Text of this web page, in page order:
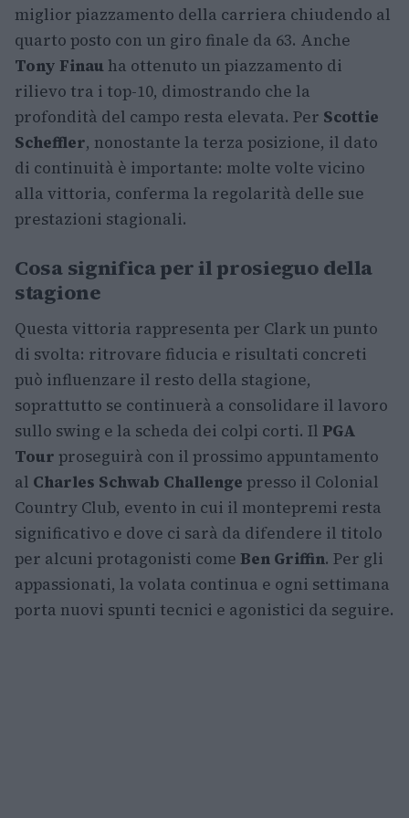
miglior piazzamento della carriera chiudendo al
quarto posto con un giro finale da 63. Anche
Tony Finau ha ottenuto un piazzamento di
rilievo tra i top-10, dimostrando che la
profondità del campo resta elevata. Per Scottie
Scheffler, nonostante la terza posizione, il dato
di continuità è importante: molte volte vicino
alla vittoria, conferma la regolarità delle sue
prestazioni stagionali.
Cosa significa per il prosieguo della
stagione
Questa vittoria rappresenta per Clark un punto
di svolta: ritrovare fiducia e risultati concreti
può influenzare il resto della stagione,
soprattutto se continuerà a consolidare il lavoro
sullo swing e la scheda dei colpi corti. Il PGA
Tour proseguirà con il prossimo appuntamento
al Charles Schwab Challenge presso il Colonial
Country Club, evento in cui il montepremi resta
significativo e dove ci sarà da difendere il titolo
per alcuni protagonisti come Ben Griffin. Per gli
appassionati, la volata continua e ogni settimana
porta nuovi spunti tecnici e agonistici da seguire.